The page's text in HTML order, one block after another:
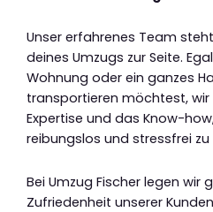
Unser erfahrenes Team
deines Umzugs zur Seite.
Wohnung oder ein ganzes
transportieren möchtest,
Expertise und das Know-
reibungslos und stressfrei
Bei Umzug Fischer legen wir
Zufriedenheit unserer